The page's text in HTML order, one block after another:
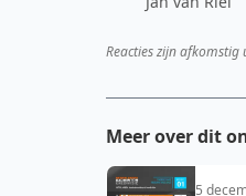
Reacties zijn
Meer over dit
5